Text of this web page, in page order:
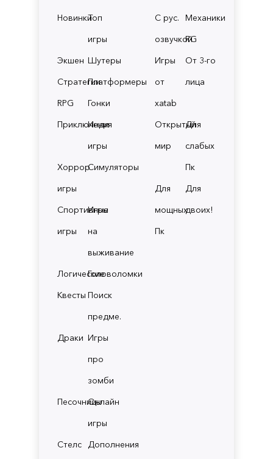
НовинкиТоп
игры
Экшен Шутеры
СтратегииПлатформеры
RPG
Гонки
Приключения
Инди
игры
Хоррор
игры
Симуляторы
Спортивные
игры
Игры
на
выживание
ЛогическиеГоловоломки
Квесты Поиск
предме.
Драки Игры
про
зомби
ПесочницыОнлайн
игры
Стелс
Дополнения
С рус.
озвучкой
Механики
RG
Игры
от
xatab
От 3-го
лица
Открытый
мир
Для
слабых
Пк
Для
мощных
Пк
Для
двоих!